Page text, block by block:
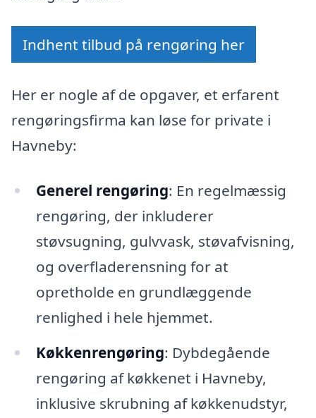
Indhent tilbud på rengøring her
Her er nogle af de opgaver, et erfarent
rengøringsfirma kan løse for private i
Havneby:
Generel rengøring: En regelmæssig
rengøring, der inkluderer
støvsugning, gulvvask, støvafvisning,
og overfladerensning for at
opretholde en grundlæggende
renlighed i hele hjemmet.
Køkkenrengøring: Dybdegående
rengøring af køkkenet i Havneby,
inklusive skrubning af køkkenudstyr,